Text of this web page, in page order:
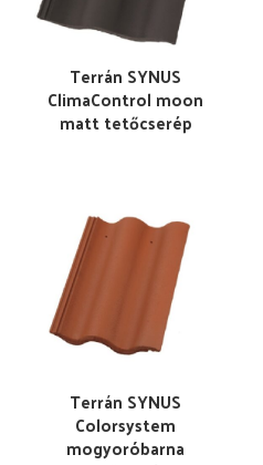
Terrán SYNUS
ClimaControl moon
matt tetőcserép
Terrán SYNUS
Colorsystem
mogyoróbarna